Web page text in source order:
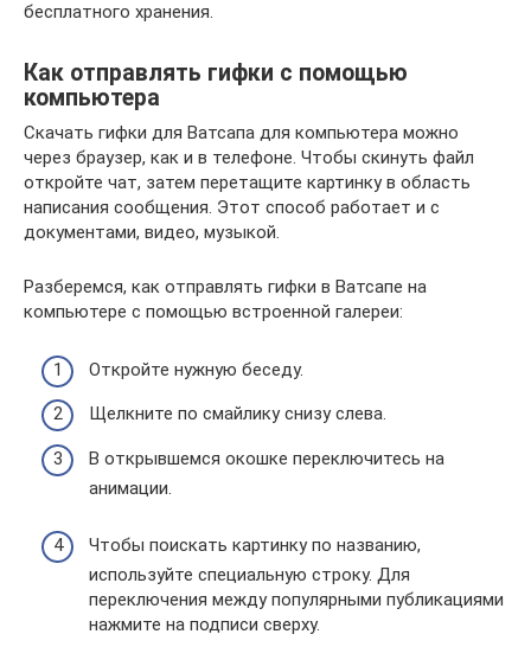
бесплатного хранения.
Как отправлять гифки с помощью
компьютера
Скачать гифки для Ватсапа для компьютера можно
через браузер, как и в телефоне. Чтобы скинуть файл
откройте чат, затем перетащите картинку в область
написания сообщения. Этот способ работает и с
документами, видео, музыкой.
Разберемся, как отправлять гифки в Ватсапе на
компьютере с помощью встроенной галереи:
Откройте нужную беседу.
Щелкните по смайлику снизу слева.
В открывшемся окошке переключитесь на
анимации.
Чтобы поискать картинку по названию,
используйте специальную строку. Для
переключения между популярными публикациями
нажмите на подписи сверху.